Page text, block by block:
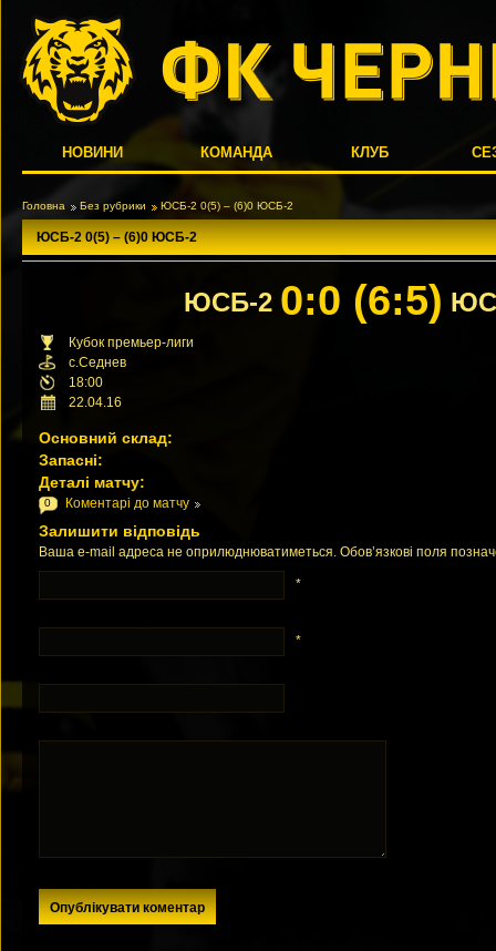
НОВИНИ КОМАНДА КЛУБ
Головна Без рубрики ЮСБ-2 0(5) – (6)0 ЮСБ-2
ЮСБ-2 0(5) – (6)0 ЮСБ-2
ЮСБ-2 0:0 (6:5)
Кубок премьер-лиги
с.Седнев
18:00
22.04.16
Основний склад:
Запасні:
Деталі матчу:
0 Коментарі до матчу
Залишити відповідь
Ваша e-mail адреса не оприлюднюватиметься. Обов’язкові поля
*
*